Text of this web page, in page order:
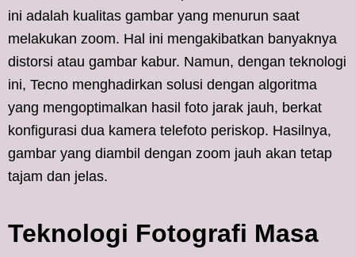
ini adalah kualitas gambar yang menurun saat
melakukan zoom. Hal ini mengakibatkan banyaknya
distorsi atau gambar kabur. Namun, dengan teknologi
ini, Tecno menghadirkan solusi dengan algoritma
yang mengoptimalkan hasil foto jarak jauh, berkat
konfigurasi dua kamera telefoto periskop. Hasilnya,
gambar yang diambil dengan zoom jauh akan tetap
tajam dan jelas.
Teknologi Fotografi Masa